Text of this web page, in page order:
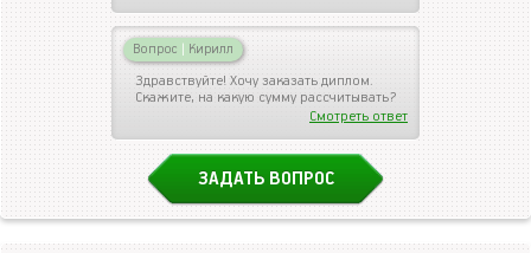
Вопрос | Кирилл
Здравствуйте! Хочу заказать диплом.
Скажите, на какую сумму рассчитывать?
Смотреть ответ
ЗАДАТЬ ВОПРОС